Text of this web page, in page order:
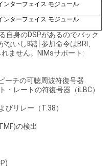
ンターフェイス モジュール
ンターフェイス モジュール
自身のDSPがあるのでバック
いし時計参加命令はBRI、
ません。NIMsサポート:
ーチの可聴周波符復号器
・レートの符復号器（iLBC）
びリレー（T.38）
の検出